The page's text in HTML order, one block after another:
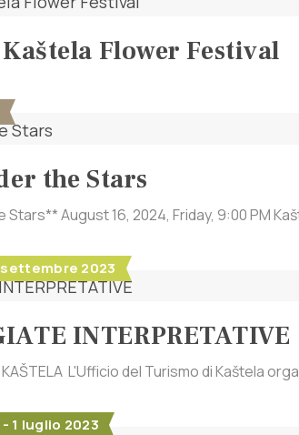
Flower Festival
the Stars
August 16, 2024, Friday, 9:00 PM
settembre 2023
INTERPRETATIVE
KAŠTELA L'Ufficio del Turismo di Kaštela
1 luglio 2023